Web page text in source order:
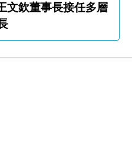
文欽董事長接任多層